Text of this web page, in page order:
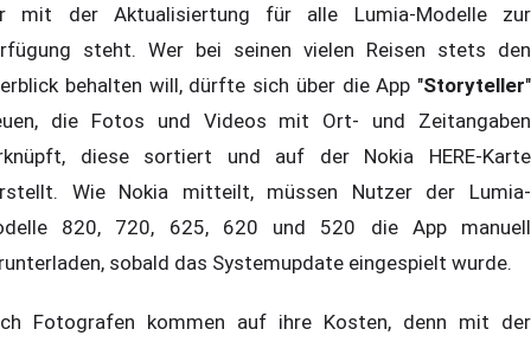
mit der Aktualisiertung für alle Lumia-Modelle zur
steht. Wer bei seinen vielen Reisen stets den
behalten will, dürfte sich über die App "Storyteller"
die Fotos und Videos mit Ort- und Zeitangaben
diese sortiert und auf der Nokia HERE-Karte
Wie Nokia mitteilt, müssen Nutzer der Lumia-
820, 720, 625, 620 und 520 die App manuell
sobald das Systemupdate eingespielt wurde.
Fotografen kommen auf ihre Kosten, denn mit der